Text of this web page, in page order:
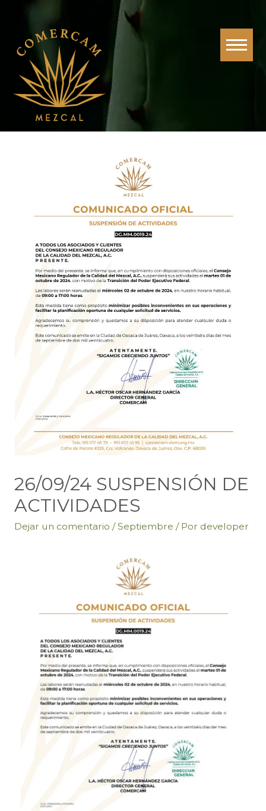
26/09/24 SUSPENSIÓN DE
ACTIVIDADES
Dejar un comentario /Septiembre / Por developer